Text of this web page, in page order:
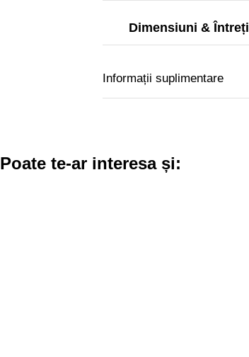
Dimensiuni &
Informații suplimentare
Poate te-ar interesa și: